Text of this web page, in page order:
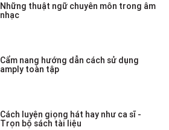
Những thuật ngữ chuyên môn trong âm
nhạc
Cẩm nang hướng dẫn cách sử dụng
amply toàn tập
Cách luyện giọng hát hay như ca sĩ -
Trọn bộ sách tài liệu